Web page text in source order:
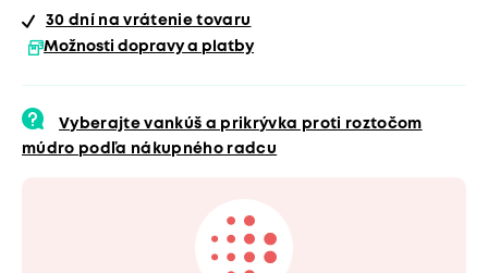
30 dní na vrátenie tovaru
Možnosti dopravy a platby
Vyberajte vankúš a prikrývka proti roztočom
múdro podľa nákupného radcu